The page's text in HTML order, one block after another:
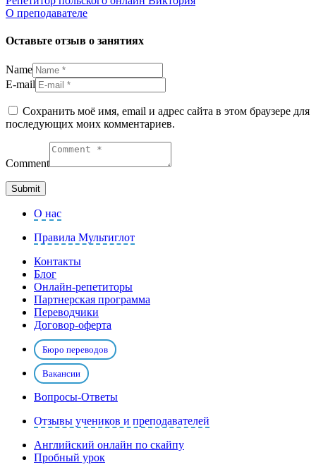
О преподавателе
Оставьте отзыв о занятиях
Name
E-mail
Сохранить моё имя, email и адрес сайта в этом браузере для
последующих моих комментариев.
Comment
О нас
Правила Мультиглот
Контакты
Блог
Онлайн-репетиторы
Партнерская программа
Переводчики
Договор-оферта
Бюро переводов
Вакансии
Вопросы-Ответы
Отзывы учеников и преподавателей
Английский онлайн по скайпу
Пробный урок